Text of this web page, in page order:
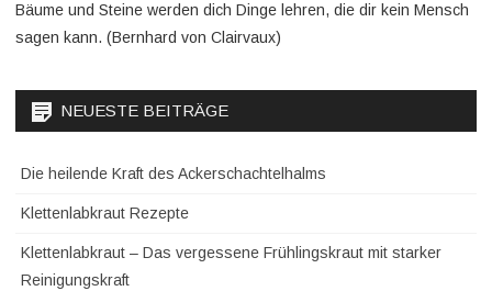
Bäume und Steine werden dich Dinge lehren, die dir kein Mensch
sagen kann. (Bernhard von Clairvaux)
NEUESTE BEITRÄGE
Die heilende Kraft des Ackerschachtelhalms
Klettenlabkraut Rezepte
Klettenlabkraut – Das vergessene Frühlingskraut mit starker
Reinigungskraft